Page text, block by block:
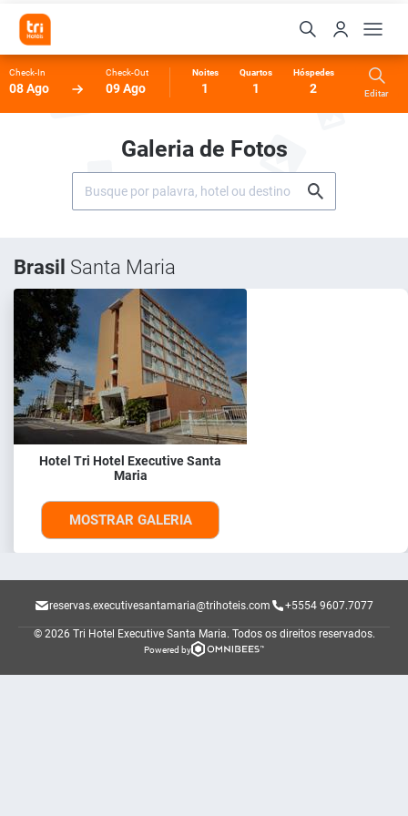
Check-In
08 Ago
Check-Out
09 Ago
Noites
1
Quartos
1
Hóspedes
2 Editar
Galeria de Fotos
Brasil Santa Maria
Hotel Tri Hotel Executive Santa
Maria
MOSTRAR GALERIA
reservas.executivesantamaria@trihoteis.com +5554 9607.7077
© 2026 Tri Hotel Executive Santa Maria. Todos os direitos reservados.
Powered by